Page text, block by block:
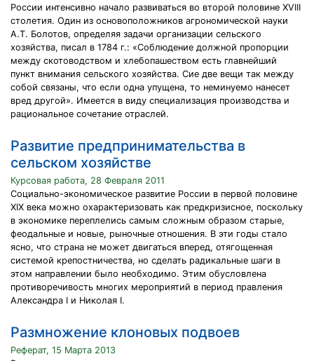
России интенсивно начало развиваться во второй половине XVIII
столетия. Один из основоположников агрономической науки
А.Т. Болотов, определяя задачи организации сельского
хозяйства, писал в 1784 г.: «Соблюдение должной пропорции
между скотоводством и хлебопашеством есть главнейший
пункт внимания сельского хозяйства. Сие две вещи так между
собой связаны, что если одна упущена, то неминуемо нанесет
вред другой». Имеется в виду специализация производства и
рациональное сочетание отраслей.
Развитие предпринимательства в
сельском хозяйстве
Курсовая работа, 28 Февраля 2011
Социально-экономическое развитие России в первой половине
XIX века можно охарактеризовать как предкризисное, поскольку
в экономике переплелись самым сложным образом старые,
феодальные и новые, рыночные отношения. В эти годы стало
ясно, что страна не может двигаться вперед, отягощенная
системой крепостничества, но сделать радикальные шаги в
этом направлении было необходимо. Этим обусловлена
противоречивость многих мероприятий в период правления
Александра I и Николая I.
Размножение клоновых подвоев
Реферат, 15 Марта 2013